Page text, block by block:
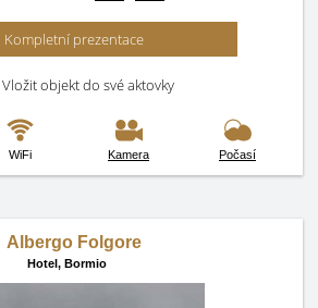
Kompletní prezentace
Vložit objekt do své aktovky
WiFi Kamera Počasí
Albergo Folgore
Hotel, Bormio